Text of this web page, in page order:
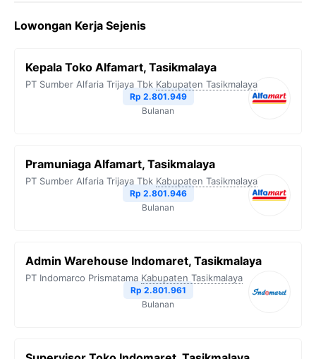
Lowongan Kerja Sejenis
Kepala Toko Alfamart, Tasikmalaya
PT Sumber Alfaria Trijaya Tbk Kabupaten Tasikmalaya
Rp 2.801.949
Bulanan
Pramuniaga Alfamart, Tasikmalaya
PT Sumber Alfaria Trijaya Tbk Kabupaten Tasikmalaya
Rp 2.801.946
Bulanan
Admin Warehouse Indomaret, Tasikmalaya
PT Indomarco Prismatama Kabupaten Tasikmalaya
Rp 2.801.961
Bulanan